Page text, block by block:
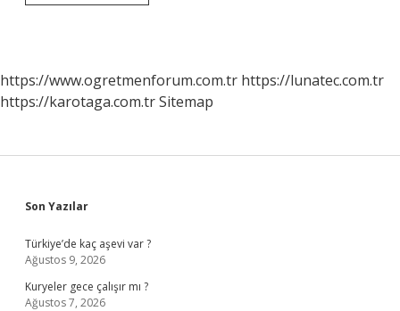
Olan
https://www.ogretmenforum.com.tr https://lunatec.com.tr
https://karotaga.com.trSitemap
Sidebar
Son Yazılar
Türkiye’de kaç aşevi var ?
Ağustos 9, 2026
Kuryeler gece çalışır mı ?
Ağustos 7, 2026